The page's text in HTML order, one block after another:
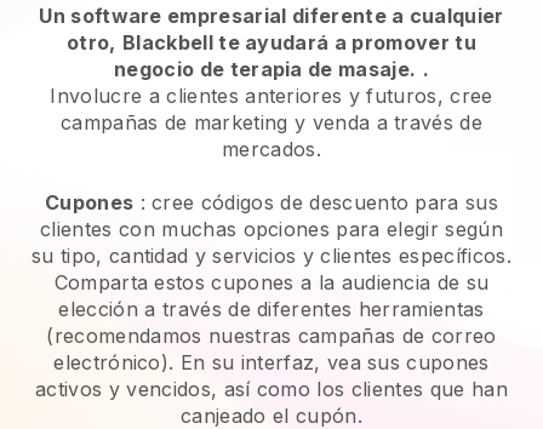
Un software empresarial diferente a cualquier
otro, Blackbell te ayudará a promover tu
negocio de terapia de masaje. .
Involucre a clientes anteriores y futuros, cree
campañas de marketing y venda a través de
mercados.
Cupones : cree códigos de descuento para sus
clientes con muchas opciones para elegir según
su tipo, cantidad y servicios y clientes específicos.
Comparta estos cupones a la audiencia de su
elección a través de diferentes herramientas
(recomendamos nuestras campañas de correo
electrónico). En su interfaz, vea sus cupones
activos y vencidos, así como los clientes que han
canjeado el cupón.